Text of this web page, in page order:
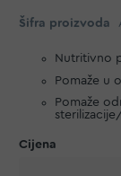
Šifra proizvoda
Nutritivno
Pomaže u
Pomaže